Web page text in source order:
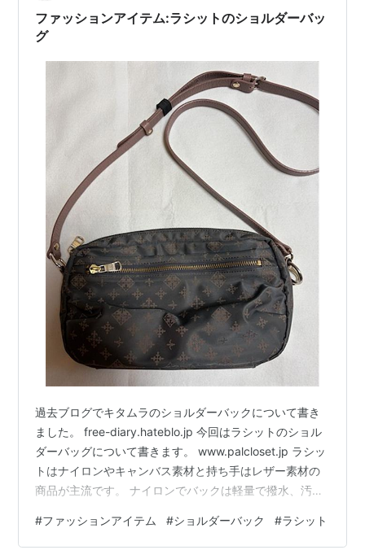
ファッションアイテム:ラシットのショルダーバッ
グ
過去ブログでキタムラのショルダーバックについて書き
ました。 free-diary.hateblo.jp 今回はラシットのショル
ダーバッグについて書きます。 www.palcloset.jp ラシッ
トはナイロンやキャンバス素材と持ち手はレザー素材の
商品が主流です。 ナイロンでバックは軽量で撥水、汚れ
の使用に持ちこたえてくれます。 通勤していた時は、ラ
#ファッションアイテム #ショルダーバック #ラシット